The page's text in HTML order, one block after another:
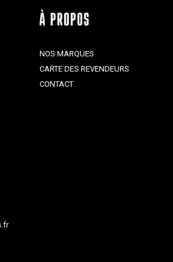
À PROPOS
NOS MARQUES
CARTE DES REVENDEURS
CONTACT